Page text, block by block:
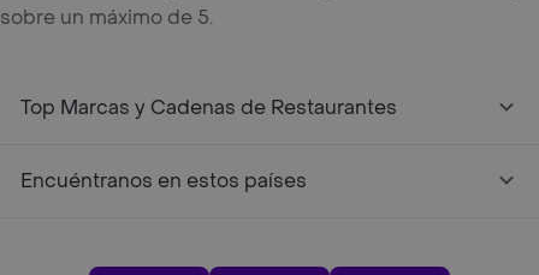
sobre un máximo de 5.
Top Marcas y Cadenas de Restaurantes
Encuéntranos en estos países